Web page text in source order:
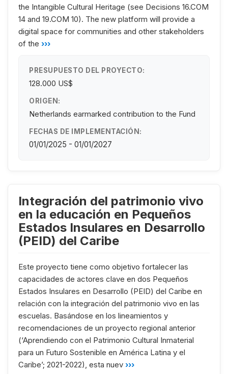
the Intangible Cultural Heritage (see Decisions 16.COM
14 and 19.COM 10). The new platform will provide a
digital space for communities and other stakeholders
of the ›››
PRESUPUESTO DEL PROYECTO:
128.000 US$
ORIGEN:
Netherlands earmarked contribution to the Fund
FECHAS DE IMPLEMENTACIÓN:
01/01/2025 - 01/01/2027
Integración del patrimonio vivo
en la educación en Pequeños
Estados Insulares en Desarrollo
(PEID) del Caribe
Este proyecto tiene como objetivo fortalecer las
capacidades de actores clave en dos Pequeños
Estados Insulares en Desarrollo (PEID) del Caribe en
relación con la integración del patrimonio vivo en las
escuelas. Basándose en los lineamientos y
recomendaciones de un proyecto regional anterior
(‘Aprendiendo con el Patrimonio Cultural Inmaterial
para un Futuro Sostenible en América Latina y el
Caribe’; 2021-2022), esta nuev ›››